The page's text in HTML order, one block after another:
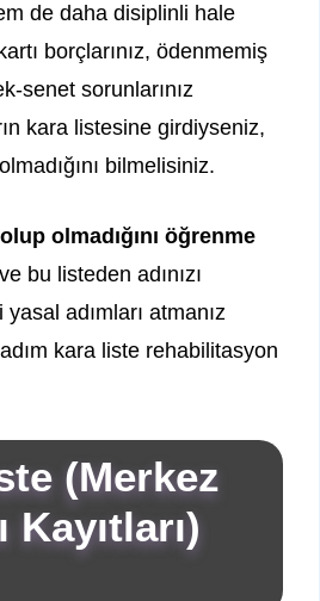
de daha disiplinli hale
borçlarınız, ödenmemiş
senet sorunlarınız
kara listesine girdiyseniz,
bilmelisiniz.
olmadığını öğrenme
bu listeden adınızı
adımları atmanız
kara liste rehabilitasyon
(Merkez
Kayıtları)